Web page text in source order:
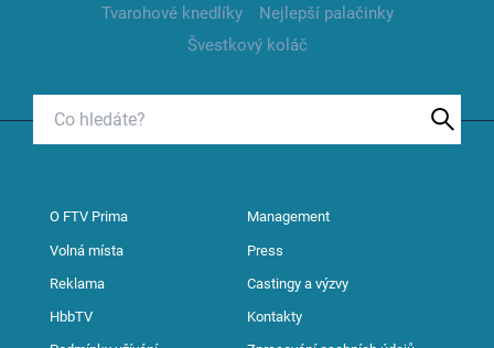
Tvarohové knedlíky
Nejlepší palačinky
Švestkový koláč
O FTV Prima Management
Volná místa Press
Reklama Castingy a výzvy
HbbTV Kontakty